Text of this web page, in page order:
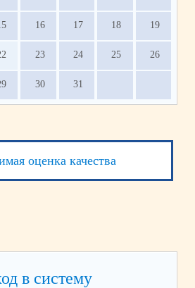
16 17 18 19
23 24 25 26
30 31
оценка качества
в систему